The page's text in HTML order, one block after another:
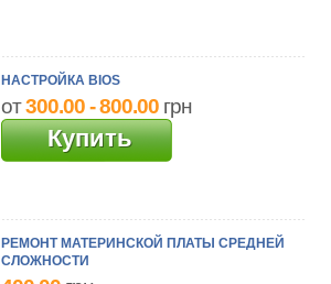
НАСТРОЙКА BIOS
от300.00 - 800.00 грн
Купить
РЕМОНТ МАТЕРИНСКОЙ ПЛАТЫ СРЕДНЕЙ
СЛОЖНОСТИ